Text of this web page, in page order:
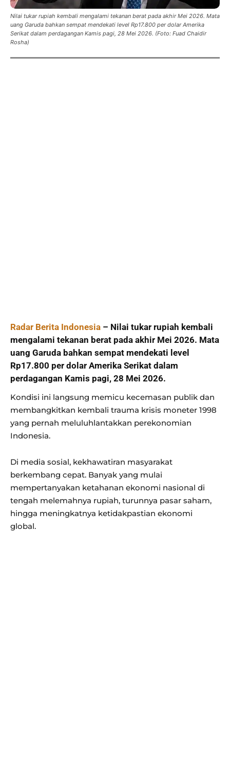
Nilai tukar rupiah kembali mengalami tekanan berat pada akhir Mei 2026. Mata
uang Garuda bahkan sempat mendekati level Rp17.800 per dolar Amerika
Serikat dalam perdagangan Kamis pagi, 28 Mei 2026. (Foto: Fuad Chaidir
Rosha)
Radar Berita Indonesia – Nilai tukar rupiah kembali
mengalami tekanan berat pada akhir Mei 2026. Mata
uang Garuda bahkan sempat mendekati level
Rp17.800 per dolar Amerika Serikat dalam
perdagangan Kamis pagi, 28 Mei 2026.
Kondisi ini langsung memicu kecemasan publik dan
membangkitkan kembali trauma krisis moneter 1998
yang pernah meluluhlantakkan perekonomian
Indonesia.
Di media sosial, kekhawatiran masyarakat
berkembang cepat. Banyak yang mulai
mempertanyakan ketahanan ekonomi nasional di
tengah melemahnya rupiah, turunnya pasar saham,
hingga meningkatnya ketidakpastian ekonomi
global.